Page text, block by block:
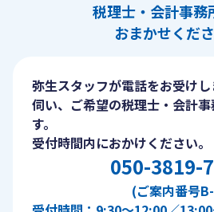
税理士・会計事務
おまかせくださ
弥生スタッフが電話をお受け
伺い、ご希望の税理士・会計
す。
受付時間内におかけください。
050-3819-
(ご案内番号